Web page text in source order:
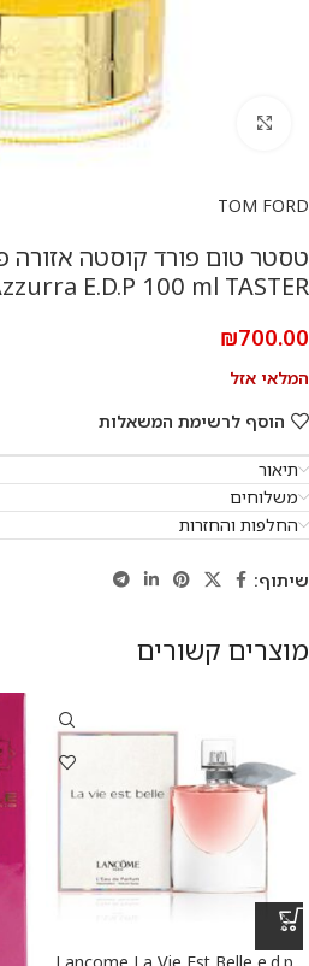
להגדלת התמונה
TOM FORD
E.D.P 100 ml TASTER
₪700.00
המלאי אזל
הוסף לרשימת המשאלות
תיאור
משלוחים
החלפות והחזרות
שיתוף:
מוצרים קשורים